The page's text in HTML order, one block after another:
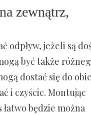
zewnątrz,
odpływ, jeżeli są
być także
dostać się do
i czyścic. Montując
będzie można